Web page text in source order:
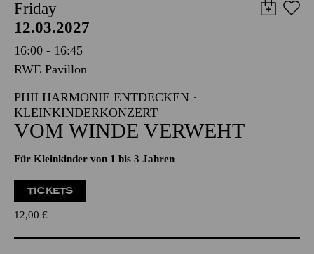
Friday
12.03.2027
16:00 - 16:45
RWE Pavillon
PHILHARMONIE ENTDECKEN ·
KLEINKINDERKONZERT
VOM WINDE VERWEHT
Für Kleinkinder von 1 bis 3 Jahren
TICKETS
12,00 €